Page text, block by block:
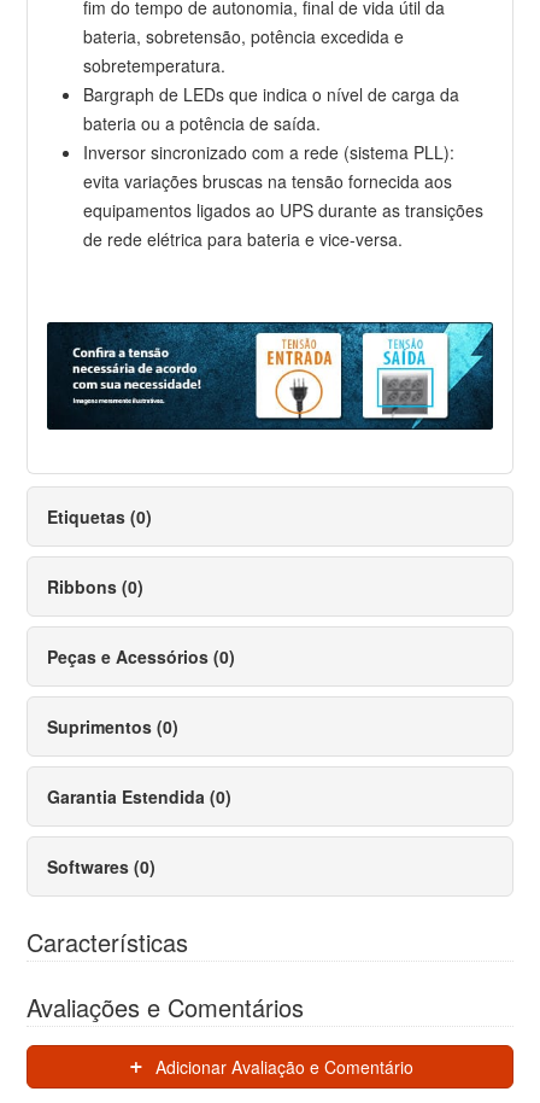
fim do tempo de autonomia, final de vida útil da
bateria, sobretensão, potência excedida e
sobretemperatura.
Bargraph de LEDs que indica o nível de carga da
bateria ou a potência de saída.
Inversor sincronizado com a rede (sistema PLL):
evita variações bruscas na tensão fornecida aos
equipamentos ligados ao UPS durante as transições
de rede elétrica para bateria e vice-versa.
Etiquetas (0)
Ribbons (0)
Peças e Acessórios (0)
Suprimentos (0)
Garantia Estendida (0)
Softwares (0)
Características
Avaliações e Comentários
Adicionar Avaliação e Comentário